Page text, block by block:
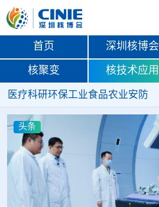
首页 深圳核博会
核聚变 核技术应用
医疗科研环保工业食品农业安防